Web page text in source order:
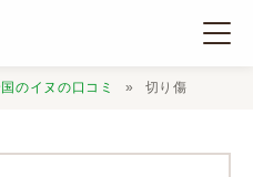
のイヌの口コミ 切り傷